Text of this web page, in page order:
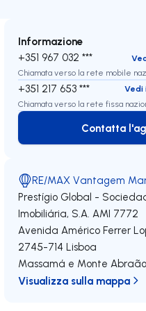
Informazione
+351 967 032 ***
Chiamata verso la rete mobile
+351 217 653 ***
Vedi
Chiamata verso la rete fissa
Contatta
RE/MAX Vantagem
Prestígio Global -
Imobiliária, S.A.AMI 7772
Avenida Américo Ferrer
2745-714 Lisboa
Massamá e Monte
Visualizza sulla mappa